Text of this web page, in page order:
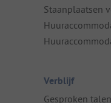
Staanplaatsen
Verblijf
Gesproken